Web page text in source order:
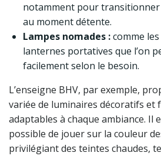
notamment pour
au moment détente.
Lampes nomades :comme
lanternes portatives que l’on
facilement selon le besoin.
L’enseigne BHV, par exemple,
variée de luminaires décoratifs et
adaptables à chaque ambiance. Il
possible de jouer sur la couleur
privilégiant des teintes chaudes,